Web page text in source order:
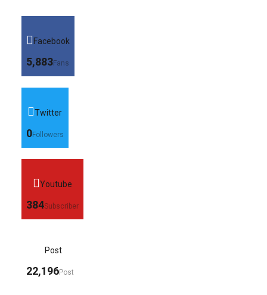
Facebook
5,883Fans
Twitter
0Followers
Youtube
384Subscriber
Post
22,196Post